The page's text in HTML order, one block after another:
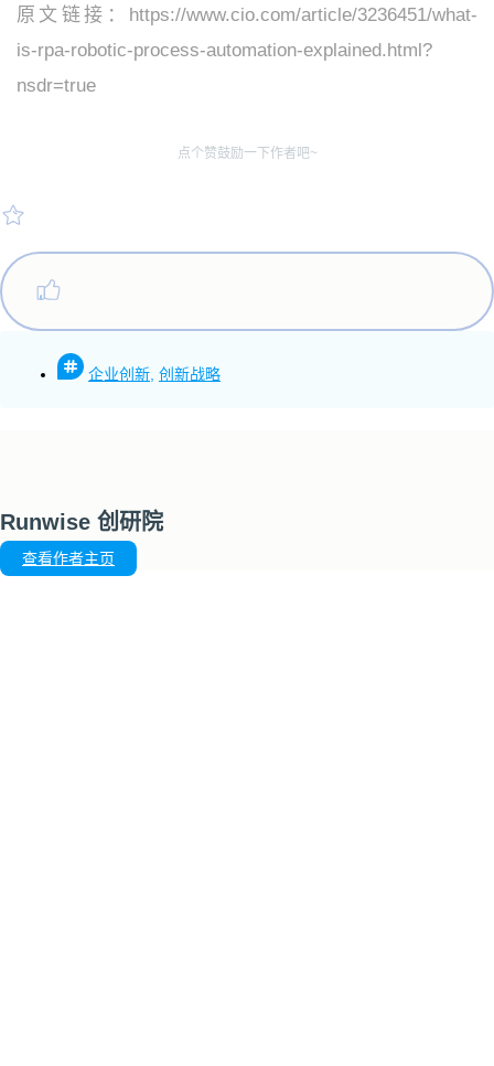
原文链接： https://www.cio.com/article/3236451/what-
is-rpa-robotic-process-automation-explained.html?
nsdr=true
点个赞鼓励一下作者吧~
企业创新 创新战略
Runwise 创研院
查看作者主页